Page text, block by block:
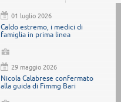
01 luglio 2026
Caldo estremo, i medici di
famiglia in prima linea
29 maggio 2026
Nicola Calabrese confermato
alla guida di Fimmg Bari